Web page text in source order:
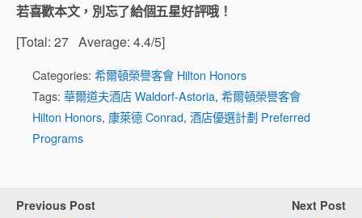
若喜歡本文，別忘了給個五星好評哦！
[Total: 27 Average: 4.4/5]
Categories: 希爾頓榮譽客會 Hilton Honors
Tags: 華爾道夫酒店 Waldorf-Astoria, 希爾頓榮譽客會
Hilton Honors, 康萊德 Conrad, 酒店優選計劃 Preferred
Programs
Previous Post Next Post